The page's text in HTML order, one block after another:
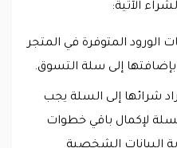
الآتية:
المتوفرة في المتجر
بإضافتها إلى سلة التسوق.
شرائها إلى السلة يجب
لإكمال باقي خطوات